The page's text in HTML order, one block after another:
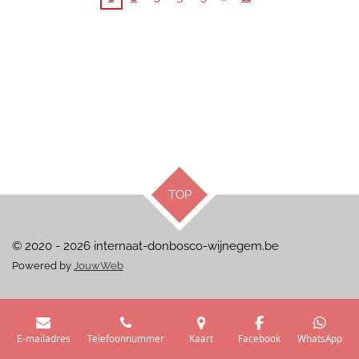
TOP
© 2020 - 2026 internaat-donbosco-wijnegem.be
Powered by JouwWeb
E-mailadres Telefoonnummer Kaart Facebook WhatsApp